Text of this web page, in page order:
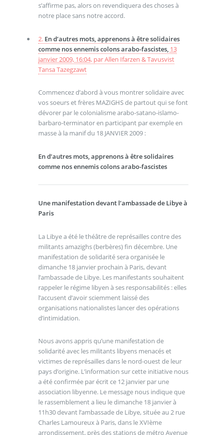
s’affirme pas, alors on revendiquera des choses à
notre place sans notre accord.
2. En d’autres mots, apprenons à être solidaires
comme nos ennemis colons arabo-fascistes, 13
janvier 2009, 16:04, parAllen Ifarzen & Tavusvist
Tansa Tazegzawt
Commencez d’abord à vous montrer solidaire avec
vos soeurs et frères MAZIGHS de partout qui se font
dévorer par le colonialisme arabo-satano-islamo-
barbaro-terminator en participant par exemple en
masse à la manif du 18 JANVIER 2009 :
En d’autres mots, apprenons à être solidaires
comme nos ennemis colons arabo-fascistes
Une manifestation devant l’ambassade de Libye à
Paris
La Libye a été le théâtre de représailles contre des
militants amazighs (berbères) fin décembre. Une
manifestation de solidarité sera organisée le
dimanche 18 janvier prochain à Paris, devant
l’ambassade de Libye. Les manifestants souhaitent
rappeler le régime libyen à ses responsabilités : elles
l’accusent d’avoir sciemment laissé des
organisations nationalistes lancer des opérations
d’intimidation.
Nous avons appris qu’une manifestation de
solidarité avec les militants libyens menacés et
victimes de représailles dans le nord-ouest de leur
pays d’origine. L’information sur cette initiative nous
a été confirmée par écrit ce 12 janvier par une
association libyenne. Le message nous indique que
le rassemblement a lieu le dimanche 18 janvier à
11h30 devant l’ambassade de Libye, située au 2 rue
Charles Lamoureux à Paris, dans le XVIème
arrondissement, près des stations de métro Avenue